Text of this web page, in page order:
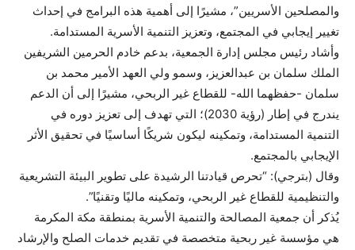
والمصلحين الأسريين”، مشيرًا إلى أهمية هذه البرامج في إحداث
تغيير إيجابي في المجتمع، وتعزيز التنمية الأسرية المستدامة.
وأشاد رئيس مجلس إدارة الجمعية، بدعم خادم الحرمين الشريفين
الملك سلمان بن عبدالعزيز، وسمو ولي العهد الأمير محمد بن
سلمان -حفظهما الله- للقطاع غير الربحي، مشيرًا إلى أن الدعم
يندرج في إطار (رؤية 2030)؛ التي تهدف إلى تعزيز دوره في
التنمية المستدامة، وتمكينه ليكون شريكًا أساسيًا في تحقيق الأثر
الإيجابي بالمجتمع.
وقال (بترجي): “تحرص قيادتنا الرشيدة على تطوير البيئة التشريعية
والتنظيمية للقطاع غير الربحي، وتمكينه ماليًا وتقنيًا”.
يُذكر أن جمعية المصالحة والتنمية الأسرية بمنطقة مكة المكرمة
هي مؤسسة غير ربحية متخصصة في تقديم خدمات الصلح والإرشاد